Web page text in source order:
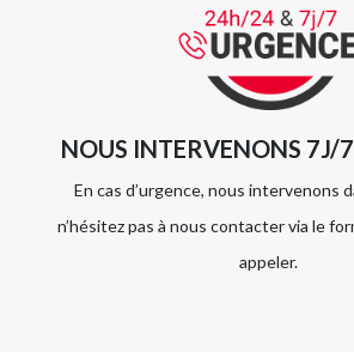
NOUS INTERVENONS 7J/
En cas d’urgence, nous intervenons
n’hésitez pas à nous contacter via le
appeler.